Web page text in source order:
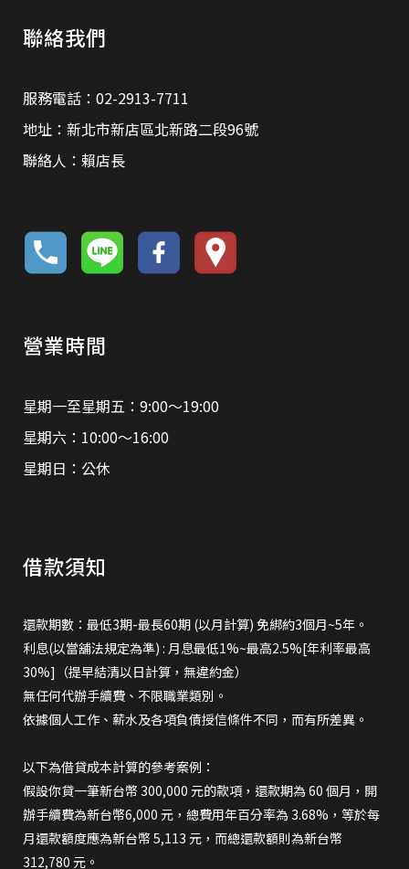
聯絡我們
服務電話：02-2913-7711
地址：新北市新店區北新路二段96號
聯絡人：賴店長
營業時間
星期一至星期五：9:00～19:00
星期六：10:00～16:00
星期日：公休
借款須知
還款期數：最低3期-最長60期 (以月計算) 免綁約3個月~5年。
利息(以當舖法規定為準) : 月息最低1%~最高2.5%[年利率最高
30%]（提早結清以日計算，無違約金）
無任何代辦手續費、不限職業類別。
依據個人工作、薪水及各項負債授信條件不同，而有所差異。
以下為借貸成本計算的參考案例：
假設你貸一筆新台幣 300,000 元的款項，還款期為 60 個月，開
辦手續費為新台幣6,000 元，總費用年百分率為 3.68%，等於每
月還款額度應為新台幣 5,113 元，而總還款額則為新台幣
312,780 元。